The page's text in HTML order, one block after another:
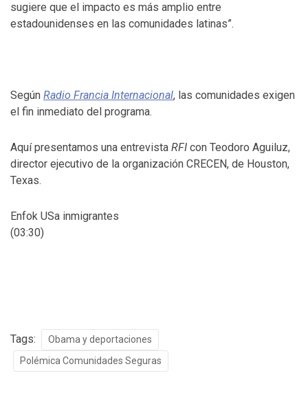
sugiere que el impacto es más amplio entre
estadounidenses en las comunidades latinas”.
Según Radio Francia Internacional, las comunidades exigen
el fin inmediato del programa.
Aquí presentamos una entrevista RFI con Teodoro Aguiluz,
director ejecutivo de la organización CRECEN, de Houston,
Texas.
Enfok USa inmigrantes
(03:30)
Tags:
Obama y deportaciones
Polémica Comunidades Seguras